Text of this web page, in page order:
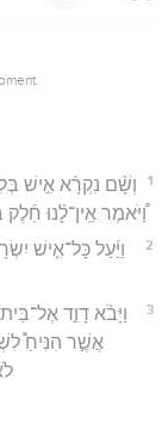
1
וְשָׁ֨ם נִקְרָ֜א אִ֣ישׁ
וַ֠יֹּאמֶר אֵֽין־לָ֨נוּ
2
וַיַּ֜עַל כָּל־אִ֤ישׁ
3
וַיָּבֹ֨א דָוִ֣ד
אֲשֶׁ֣ר הִנִּיחַ֩